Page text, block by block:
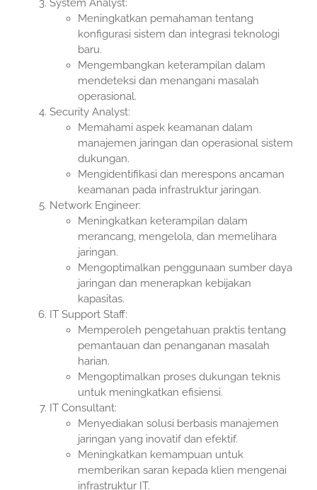
System Analyst:
Meningkatkan pemahaman tentang
konfigurasi sistem dan integrasi teknologi
baru.
Mengembangkan keterampilan dalam
mendeteksi dan menangani masalah
operasional.
Security Analyst:
Memahami aspek keamanan dalam
manajemen jaringan dan operasional sistem
dukungan.
Mengidentifikasi dan merespons ancaman
keamanan pada infrastruktur jaringan.
Network Engineer:
Meningkatkan keterampilan dalam
merancang, mengelola, dan memelihara
jaringan.
Mengoptimalkan penggunaan sumber daya
jaringan dan menerapkan kebijakan
kapasitas.
IT Support Staff:
Memperoleh pengetahuan praktis tentang
pemantauan dan penanganan masalah
harian.
Mengoptimalkan proses dukungan teknis
untuk meningkatkan efisiensi.
IT Consultant:
Menyediakan solusi berbasis manajemen
jaringan yang inovatif dan efektif.
Meningkatkan kemampuan untuk
memberikan saran kepada klien mengenai
infrastruktur IT.